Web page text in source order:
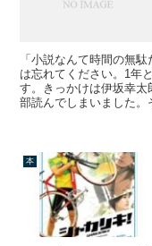
「小説なんて時間の無
は忘れてください。1年
す。きっかけは伊坂幸
部読んでしまいました。
本